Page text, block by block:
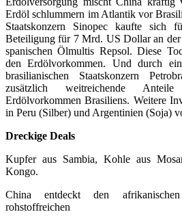
Erdöl schlummern im Atlantik vor
Staatskonzern Sinopec kaufte sich
Beteiligung für 7 Mrd. US Dollar an der
spanischen Ölmultis Repsol. Diese
den Erdölvorkommen. Und durch
brasilianischen Staatskonzern
zusätzlich weitreichende
Erdölvorkommen Brasiliens. Weitere
in Peru (Silber) und Argentinien (Soja)
Dreckige Deals
Kupfer aus Sambia, Kohle aus
Kongo.
China entdeckt den
rohstoffreichen